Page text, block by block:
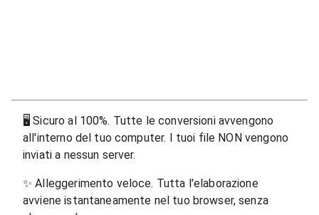
🖥Sicuro al 100%. Tutte le conversioni avvengono
all'interno del tuo computer. I tuoi file NON vengono
inviati a nessun server.
✨Alleggerimento veloce. Tutta l'elaborazione
avviene istantaneamente nel tuo browser, senza